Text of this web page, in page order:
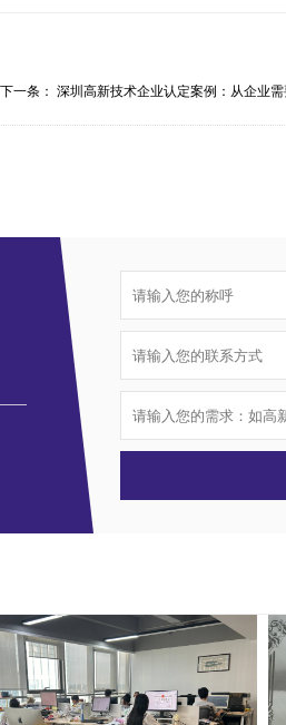
下一条： 深圳高新技术企业认定案例：从企业